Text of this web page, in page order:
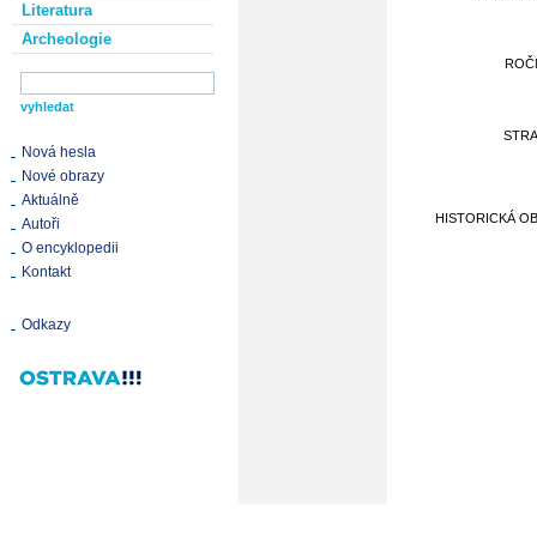
Literatura
Archeologie
Nová hesla
Nové obrazy
Aktuálně
Autoři
O encyklopedii
Kontakt
Odkazy
HISTORICKÁ